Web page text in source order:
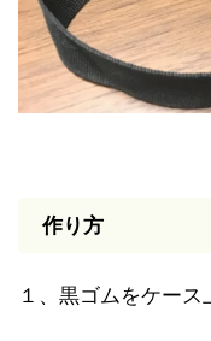
作り方
１、黒ゴムをケース